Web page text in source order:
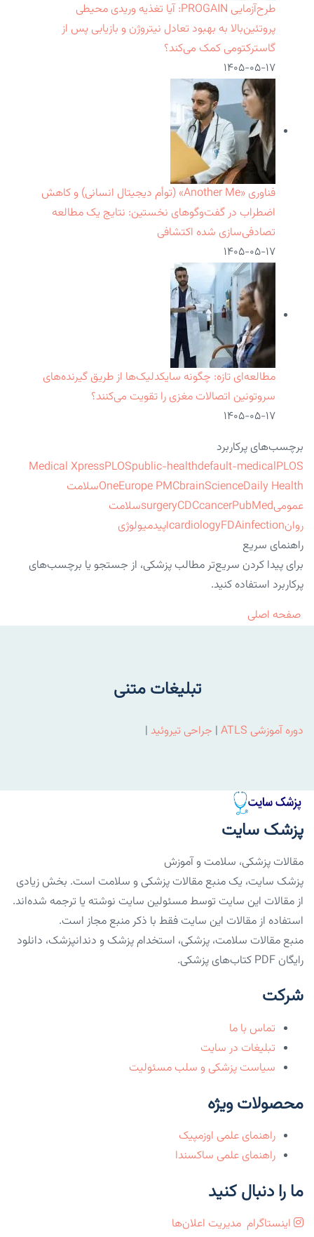
طرح‌آزمایی PROGAIN: آیا تغذیه وریدی محیطی
پروتئین‌بالا به بهبود تعادل نیتروژن و بازیابی پس از
گاسترکتومی کمک می‌کند؟
۱۴۰۵-۰۵-۱۷
فناوری «Another Me» (توأم دیجیتال انسانی) و کاهش
اضطراب در گفت‌وگوهای نخستین: نتایج یک مطالعه
تصادفی‌سازی شده اکتشافی
۱۴۰۵-۰۵-۱۷
مطالعه‌ای تازه: چگونه سایکدلیک‌ها از طریق گیرنده‌های
سروتونین اتصالات مغزی را تقویت می‌کنند؟
۱۴۰۵-۰۵-۱۷
برچسب‌های پرکاربرد
Medical XpressPLOSpublic-healthdefault-medicalPLOS
OneEurope PMCbrainScienceDaily Health
سلامت
عمومی
surgeryCDCcancerPubMed
سلامت
روان
cardiologyFDAinfection
اپیدمیولوژی
راهنمای سریع
برای پیدا کردن سریع‌تر مطالب پزشکی، از جستجو یا برچسب‌های
پرکاربرد استفاده کنید.
صفحه اصلی
تبلیغات متنی
دوره آموزشی ATLS | جراحی تیروئید |
پزشک سایت
مقالات پزشکی، سلامت و آموزش
پزشک سایت، یک منبع مقالات پزشکی و سلامت است. بخش زیادی
از مقالات این سایت توسط مسئولین سایت نوشته یا ترجمه شده‌اند.
استفاده از مقالات این سایت فقط با ذکر منبع مجاز است.
منبع مقالات سلامت، پزشکی، استخدام پزشک و دندانپزشک، دانلود
رایگان PDF کتاب‌های پزشکی.
شرکت
تماس با ما
تبلیغات در سایت
سیاست پزشکی و سلب مسئولیت
محصولات ویژه
راهنمای علمی اوزمپیک
راهنمای علمی ساکسندا
ما را دنبال کنید
اینستاگرام مدیریت اعلان‌ها